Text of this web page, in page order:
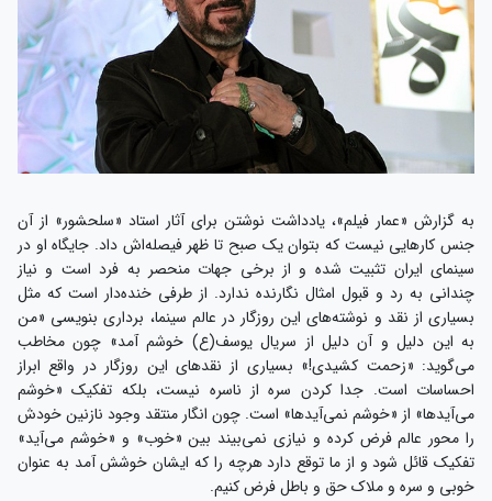
به گزارش «عمار فیلم»، یادداشت نوشتن برای آثار استاد «سلحشور» از آن
جنس کارهایی نیست که بتوان یک صبح تا ظهر فیصله‌اش داد. جایگاه او در
سینمای ایران تثبیت شده و از برخی جهات منحصر به فرد است و نیاز
چندانی به رد و قبول امثال نگارنده ندارد. از طرفی خنده‌دار است که مثل
بسیاری از نقد و نوشته‌های این روزگار در عالم سینما، برداری بنویسی «من
به این دلیل و آن دلیل از سریال یوسف(ع) خوشم آمد» چون مخاطب
می‌گوید: «زحمت کشیدی!» بسیاری از نقدهای این روزگار در واقع ابراز
احساسات است. جدا کردن سره از ناسره نیست، بلکه تفکیک «خوشم
می‌آیدها» از «خوشم نمی‌آیدها» است. چون انگار منتقد وجود نازنین خودش
را محور عالم فرض کرده و نیازی نمی‌بیند بین «خوب» و «‌خوشم می‌آید»
تفکیک قائل شود و از ما توقع دارد هرچه را که ایشان خوشش آمد به عنوان
خوبی و سره و ملاک حق و باطل فرض کنیم.